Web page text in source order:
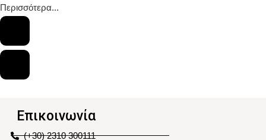
Περισσότερα...
Επικοινωνία
(+30) 2310 300111